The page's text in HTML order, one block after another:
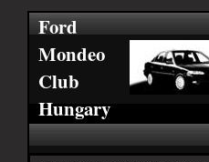
Ford
Mondeo
Club
Hungary